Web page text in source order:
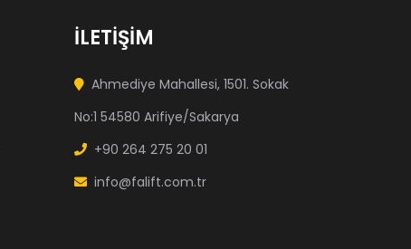
İLETİŞİM
Ahmediye Mahallesi, 1501. Sokak
No:1 54580 Arifiye/Sakarya
+90 264 275 20 01
info@falift.com.tr